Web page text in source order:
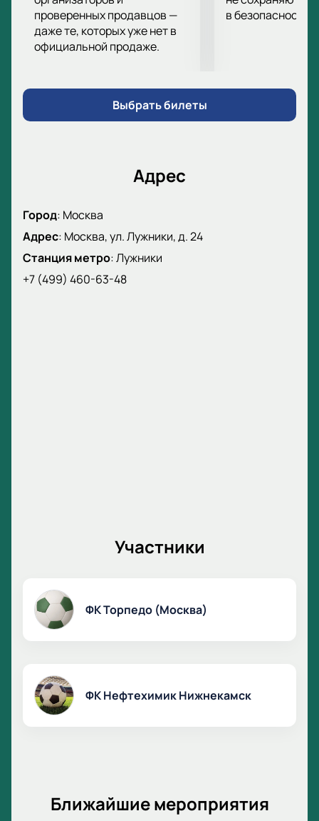
проверенных продавцов —
даже те, которых уже нет в
официальной продаже.
в безопасности.
Выбрать билеты
Адрес
Город: Москва
Адрес: Москва, ул. Лужники, д. 24
Станция метро:Лужники
+7 (499) 460-63-48
Участники
ФК Торпедо (Москва)
ФК Нефтехимик Нижнекамск
Ближайшие мероприятия